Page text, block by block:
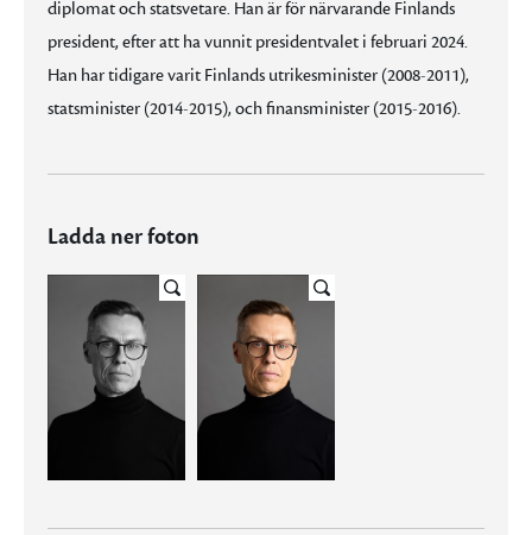
diplomat och statsvetare. Han är för närvarande Finlands
president, efter att ha vunnit presidentvalet i februari 2024.
Han har tidigare varit Finlands utrikesminister (2008-2011),
statsminister (2014-2015), och finansminister (2015-2016).
Ladda ner foton